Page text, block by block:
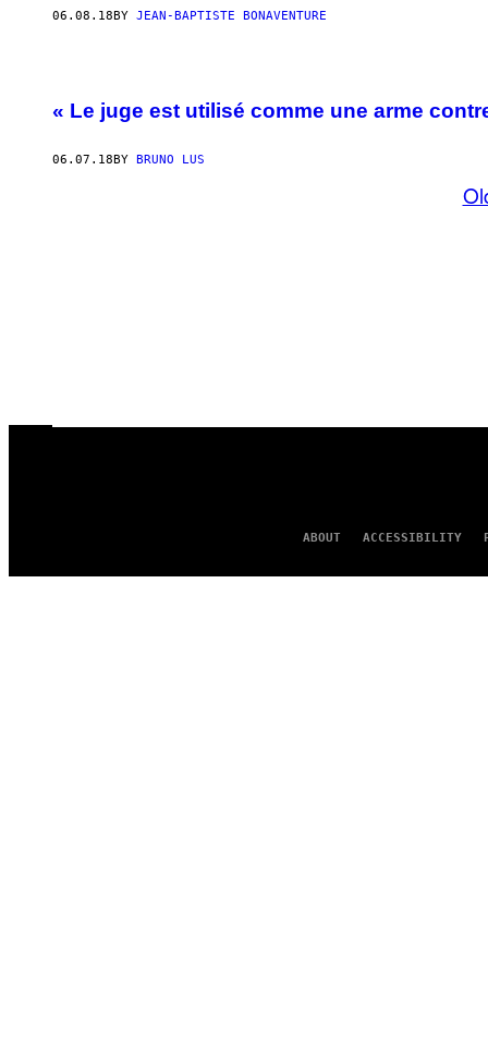
06.08.18 BY JEAN-BAPTISTE BONAVENTURE
« Le juge est utilisé comme une arme
06.07.18BY BRUNO LUS
ABOUT ACCESSIBILITY